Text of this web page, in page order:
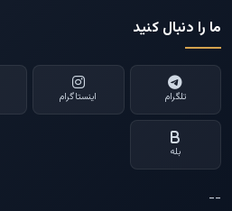
ما را دنبال کنید
تلگرام اینستاگرام
بله
--